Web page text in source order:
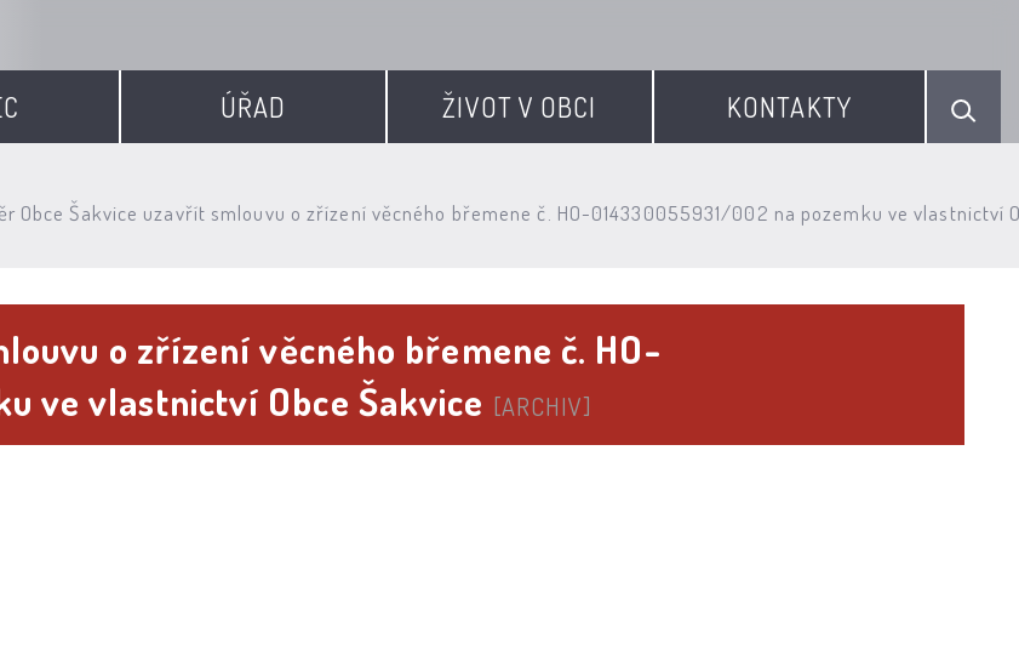
ÚŘAD ŽIVOT V OBCI KONTAKTY
Obce Šakvice uzavřít smlouvu o zřízení věcného břemene č. HO-014330055931/002 na pozemku ve vlastnictví
o zřízení věcného břemene č. HO-
ve vlastnictví Obce Šakvice [ARCHIV]